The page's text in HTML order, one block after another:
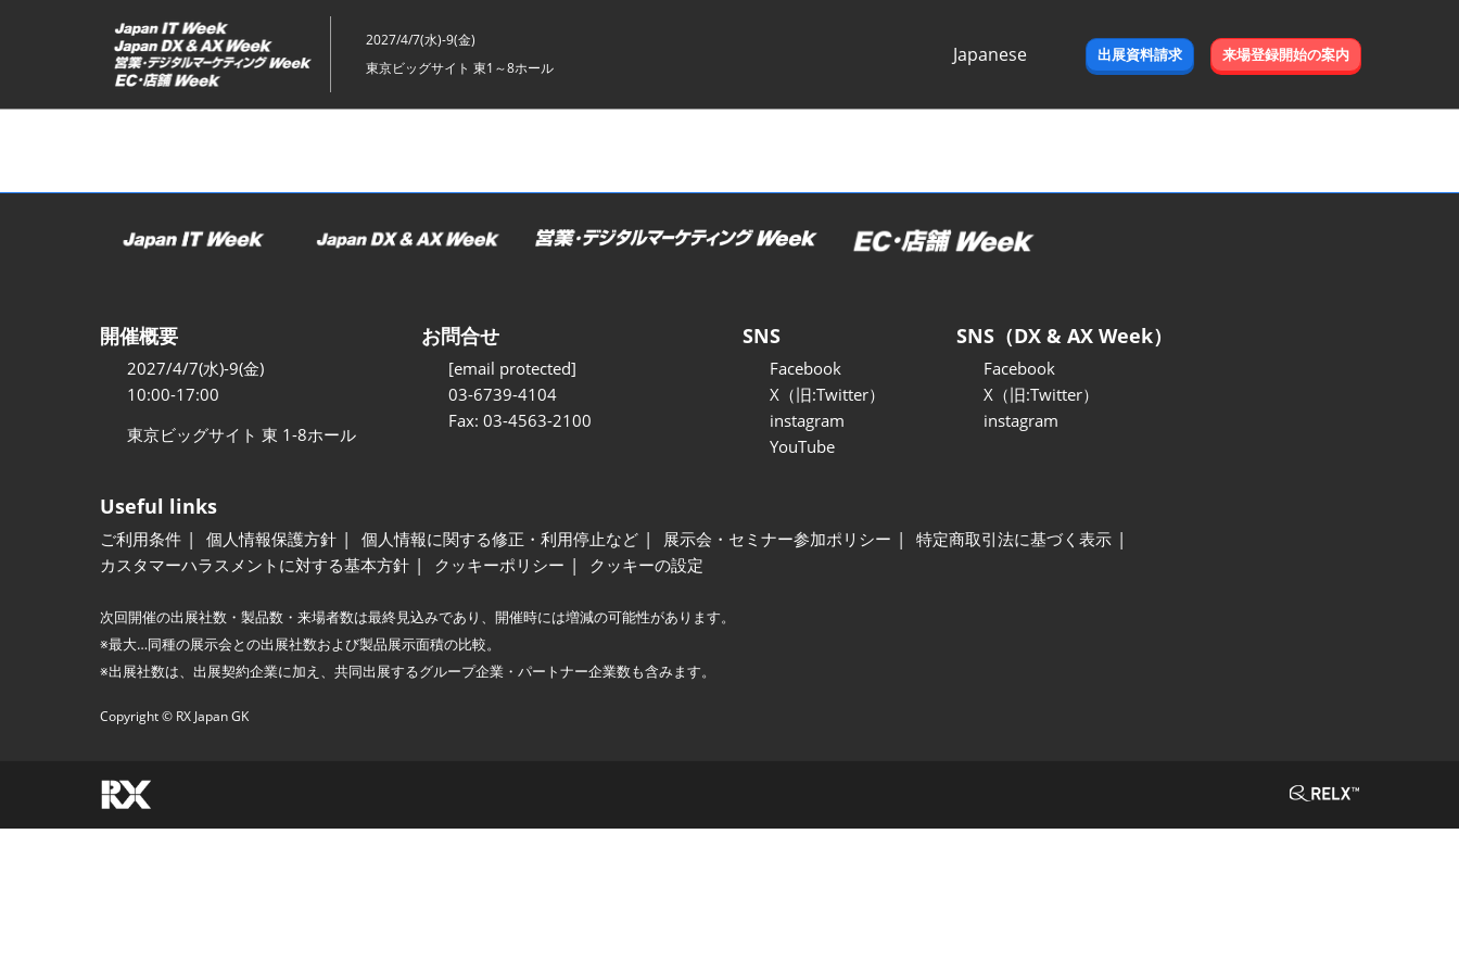
ッ
2027/4/7(水)-9(金)
東京ビッグサイト 東1～8ホール
Japanese
出展資料請求 来場登録開始の案内
開催概要
2027/4/7(水)-9(金)
10:00-17:00
東京ビッグサイト 東 1-8ホール
お問合せ
[email protected]
03-6739-4104
Fax: 03-4563-2100
SNS
Facebook
X（旧:Twitter）
instagram
YouTube
SNS（DX & AX Week）
Facebook
X（旧:Twitter）
instagram
Useful links
ご利用条件 個人情報保護方針 個人情報に関する修正・利用停止など 展示会・セミナー参加ポリシー
特定商取引法に基づく表示
カスタマーハラスメントに対する基本方針
クッキーポリシー クッキーの設定
次回開催の出展社数・製品数・来場者数は最終見込みであり、開催時には増減の可能性があります。
※最大…同種の展示会との出展社数および製品展示面積の比較。
※出展社数は、出展契約企業に加え、共同出展するグループ企業・パートナー企業数も含みます。
Copyright © RX Japan GK